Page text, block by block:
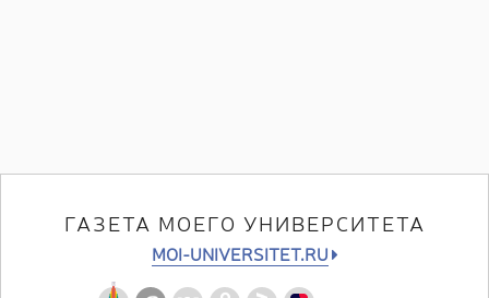
ГАЗЕТА МОЕГО УНИВЕРСИТЕТА
MOI-UNIVERSITET.RU